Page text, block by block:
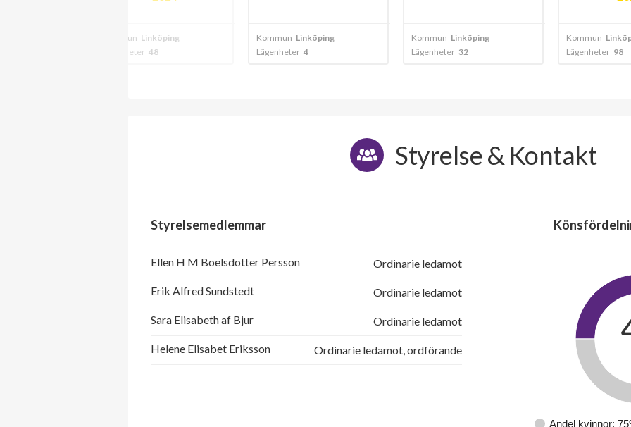
Kommun Linköping
Lägenheter 48
Kommun Linköping
Lägenheter 4
Kommun Linköping
Lägenheter 32
Kommun
Lägenheter 98
Styrelse & Kontakt
Styrelsemedlemmar
Ellen H M Boelsdotter Persson Ordinarie ledamot
Erik Alfred Sundstedt Ordinarie ledamot
Sara Elisabeth af Bjur Ordinarie ledamot
Helene Elisabet Eriksson Ordinarie ledamot, ordförande
Andel kvinnor: